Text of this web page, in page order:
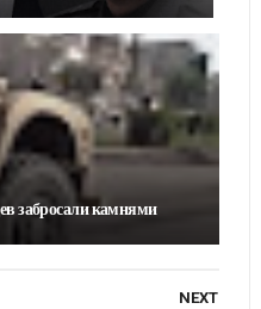
забросали камнями
NEXT